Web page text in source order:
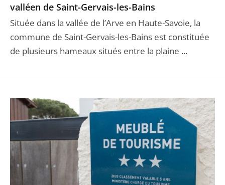
valléen de Saint-Gervais-les-Bains
Située dans la vallée de l’Arve en Haute-Savoie, la
commune de Saint-Gervais-les-Bains est constituée
de plusieurs hameaux situés entre la plaine ...